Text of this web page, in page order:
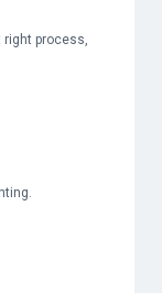
right process,